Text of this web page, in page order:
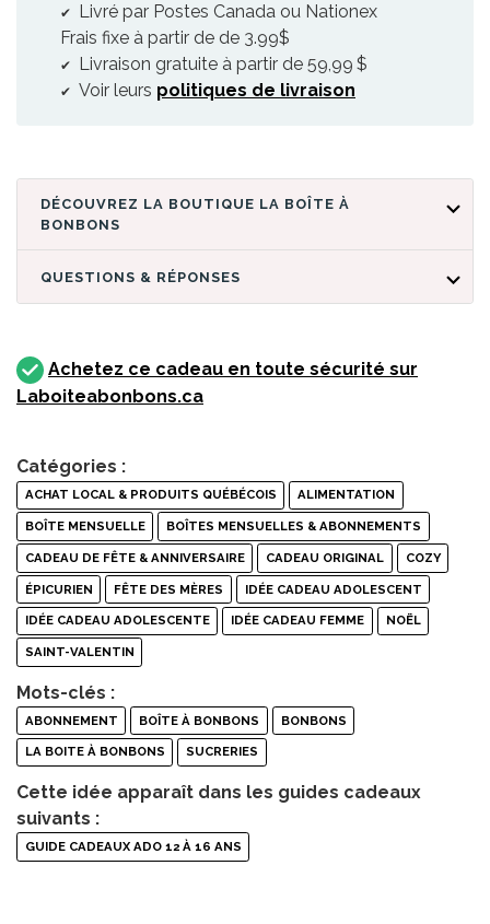
Livré par Postes Canada ou Nationex
Frais fixe à partir de de 3.99$
Livraison gratuite à partir de 59,99 $
Voir leurs politiques de livraison
DÉCOUVREZ LA BOUTIQUE LA BOÎTE À
BONBONS
QUESTIONS & RÉPONSES
Achetez ce cadeau en toute sécurité sur
Laboiteabonbons.ca
Catégories :
ACHAT LOCAL & PRODUITS QUÉBÉCOIS ALIMENTATION
BOÎTE MENSUELLE BOÎTES MENSUELLES & ABONNEMENTS
CADEAU DE FÊTE & ANNIVERSAIRE CADEAU ORIGINAL COZY
ÉPICURIEN FÊTE DES MÈRES IDÉE CADEAU ADOLESCENT
IDÉE CADEAU ADOLESCENTE IDÉE CADEAU FEMME NOËL
SAINT-VALENTIN
Mots-clés :
ABONNEMENT BOÎTE À BONBONS BONBONS
LA BOITE À BONBONS SUCRERIES
Cette idée apparaît dans les guides cadeaux
suivants :
GUIDE CADEAUX ADO 12 À 16 ANS